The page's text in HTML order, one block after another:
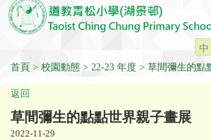
中
首頁 校園動態 22-23 年度 草間彌生的點
返回
草間彌生的點點世界親子畫展
2022-11-29